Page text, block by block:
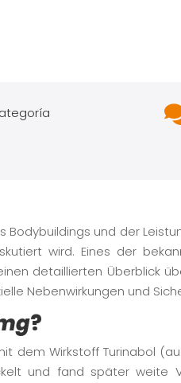
Bodybuildings und der
wird. Eines der
detaillierten Überblick
Nebenwirkungen und
?
dem Wirkstoff Turinabol
und fand später weite